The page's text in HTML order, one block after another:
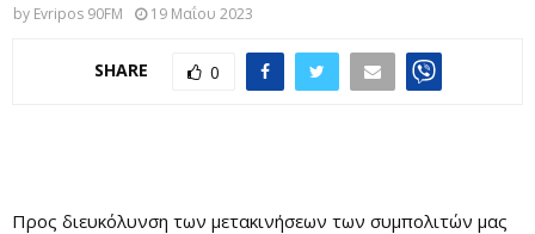
by Evripos 90FM 19 Μαΐου 2023
SHARE 0
Προς διευκόλυνση των μετακινήσεων των συμπολιτών μας